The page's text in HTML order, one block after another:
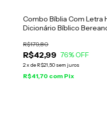
Combo Bíblia Com Letra
Dicionário Bíblico
R$42,99
R$179,80
76% OFF
2x de R$21,50 sem juros
R$41,70 com Pix